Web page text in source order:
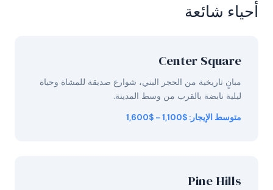
أحياء شائعة
Center Square
مبانٍ تاريخية من الحجر البني، شوارع صديقة للمشاة وحياة
ليلية نابضة بالقرب من وسط المدينة.
متوسط الإيجار: $1,100 - $1,600
Pine Hills